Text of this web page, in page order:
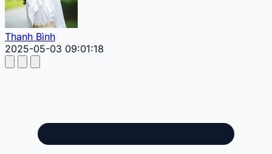
Thanh Bình
2025-05-03 09:01:18